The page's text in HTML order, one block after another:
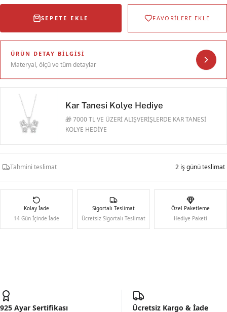
SEPETE EKLE FAVORİLERE EKLE
ÜRÜN DETAY BILGISI
Materyal, ölçü ve tüm detaylar
Kar Tanesi Kolye Hediye
🎁 7000 TL VE ÜZERİ ALIŞVERİŞLERDE KAR TANESİ
KOLYE HEDİYE
Tahmini teslimat 2 iş günü teslimat
Kolay İade
14 Gün İçinde İade
Sigortalı Teslimat
Ücretsiz Sigortalı Teslimat
Özel Paketleme
Hediye Paketi
925 Ayar Sertifikası
Ücretsiz Kargo & İade